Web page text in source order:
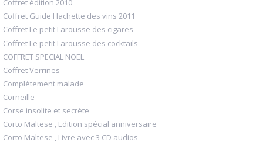
Coffret édition 2010
Coffret Guide Hachette des vins 2011
Coffret Le petit Larousse des cigares
Coffret Le petit Larousse des cocktails
COFFRET SPECIAL NOEL
Coffret Verrines
Complètement malade
Corneille
Corse insolite et secrète
Corto Maltese , Edition spécial anniversaire
Corto Maltese , Livre avec 3 CD audios